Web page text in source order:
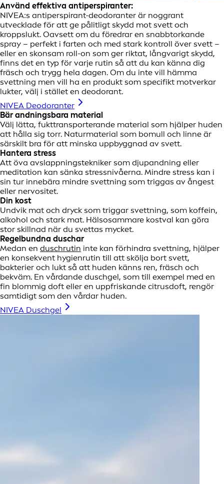
Använd effektiva antiperspiranter:
NIVEA:s antiperspirant-deodoranter är noggrant
utvecklade för att ge pålitligt skydd mot svett och
kroppslukt. Oavsett om du föredrar en snabbtorkande
spray – perfekt i farten och med stark kontroll över svett –
eller en skonsam roll-on som ger riktat, långvarigt skydd,
finns det en typ för varje rutin så att du kan känna dig
fräsch och trygg hela dagen. Om du inte vill hämma
svettning men vill ha en produkt som specifikt motverkar
lukter, välj i stället en deodorant.
NIVEA Deodoranter
Bär andningsbara material
Välj lätta, fukttransporterande material som hjälper huden
att hålla sig torr. Naturmaterial som bomull och linne är
särskilt bra för att minska uppbyggnad av svett.
Hantera stress
Att öva avslappningstekniker som djupandning eller
meditation kan sänka stressnivåerna. Mindre stress kan i
sin tur innebära mindre svettning som triggas av ångest
eller nervositet.
Din kost
Undvik mat och dryck som triggar svettning, som koffein,
alkohol och stark mat. Hälsosammare kostval kan göra
stor skillnad när du svettas mycket.
Regelbundna duschar
Medan en duschrutin inte kan förhindra svettning, hjälper
en konsekvent hygienrutin till att skölja bort svett,
bakterier och lukt så att huden känns ren, fräsch och
bekväm. En vårdande duschgel, som till exempel med en
fin blommig doft eller en uppfriskande citrusdoft, rengör
samtidigt som den vårdar huden.
NIVEA Duschgel